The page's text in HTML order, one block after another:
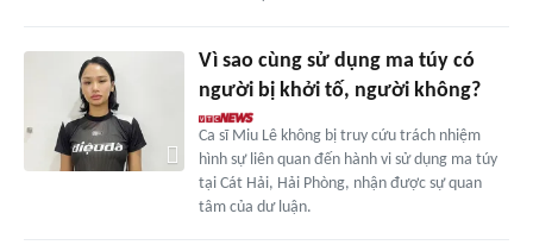
Vì sao cùng sử dụng ma túy có
người bị khởi tố, người không?
Ca sĩ Miu Lê không bị truy cứu trách nhiệm
hình sự liên quan đến hành vi sử dụng ma túy
tại Cát Hải, Hải Phòng, nhận được sự quan
tâm của dư luận.